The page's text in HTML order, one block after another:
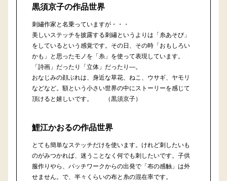
黒須京子の作品世界
刺繡作家と名乗っていますが・・・
美しいステッチを披露する刺繡というよりは「糸あそび」
をしているという感覚です。その日、その時「おもしろい
かも」と思ったモノを「糸」を使って表現しています。
「詩画」だったり「立体」だったり―。
おなじみの顔ぶれは、身近な草花、ねこ、ウサギ、ヤモリ
などなど。額という小さい世界の中にストーリーを感じて
頂けると嬉しいです。 （黒須京子）
鯉江かおるの作品世界
とても簡単なステッチだけを使います。けれど刺したいも
のがみつかれば、迷うことなく何でも刺したいです。子供
服作りやら、パッチワークからの出発で「布の感触」は外
せません。で、半々くらいの布と糸の混在率です。